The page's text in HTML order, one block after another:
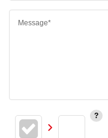
Message*